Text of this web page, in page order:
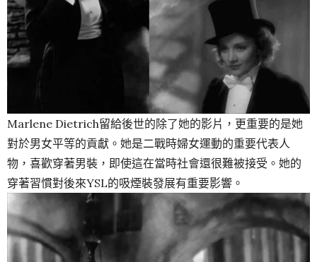
Marlene Dietrich留給後世的除了她的影片，更重要的是她
對於男女平等的貢獻。她是二戰時婦女運動的重要代表人
物，喜歡穿著男裝，即使這在當時社會還很難被接受。她的
穿著習慣對後來YSL的吸煙裝發展有重要影響。